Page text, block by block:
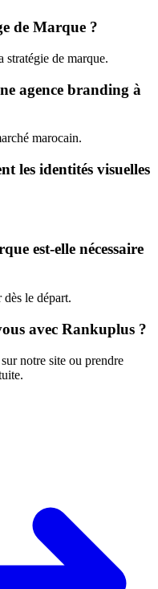
de Marque ?
stratégie de marque.
agence branding à
marocain.
les identités visuelles
est-elle nécessaire
le départ.
avec Rankuplus ?
notre site ou prendre